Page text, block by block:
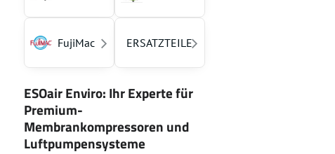
FujiMac ERSATZTEILE
ESOair Enviro: Ihr Experte für
Premium-
Membrankompressoren und
Luftpumpensysteme